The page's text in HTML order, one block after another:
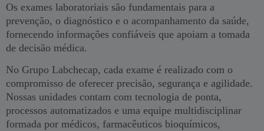
Os exames laboratoriais são fundamentais para a
prevenção, o diagnóstico e o acompanhamento da saúde,
fornecendo informações confiáveis que apoiam a tomada
de decisão médica.
No Grupo Labchecap, cada exame é realizado com o
compromisso de oferecer precisão, segurança e agilidade.
Nossas unidades contam com tecnologia de ponta,
processos automatizados e uma equipe multidisciplinar
formada por médicos, farmacêuticos bioquímicos,